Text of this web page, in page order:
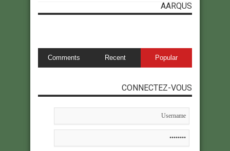
AARQUS
Popular
Recent
Comments
CONNECTEZ-VOUS